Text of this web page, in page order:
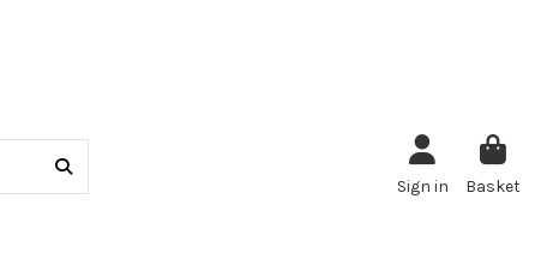
Sign in Basket